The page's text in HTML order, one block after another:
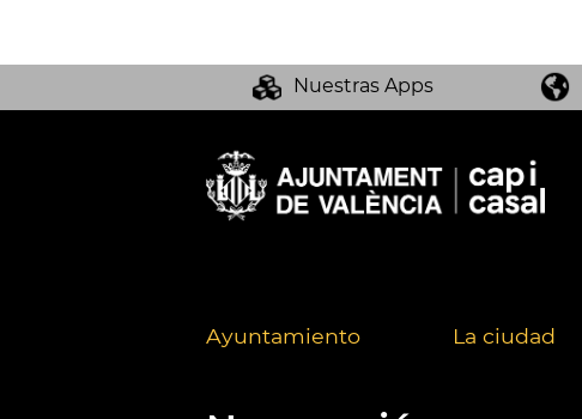
Nuestras Apps
Ayuntamiento La ciudad